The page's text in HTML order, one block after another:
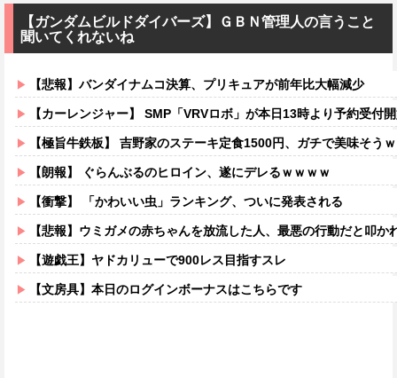
【ガンダムビルドダイバーズ】ＧＢＮ管理人の言うこと
聞いてくれないね
【悲報】バンダイナムコ決算、プリキュアが前年比大幅減少
【カーレンジャー】 SMP「VRVロボ」が本日13時より予約受付開始！！プ
【極旨牛鉄板】 吉野家のステーキ定食1500円、ガチで美味そう
【朗報】 ぐらんぶるのヒロイン、遂にデレるｗｗｗｗ
【衝撃】 「かわいい虫」ランキング、ついに発表される
【悲報】ウミガメの赤ちゃんを放流した人、最悪の行動だと叩か
【遊戯王】ヤドカリューで900レス目指すスレ
【文房具】本日のログインボーナスはこちらです